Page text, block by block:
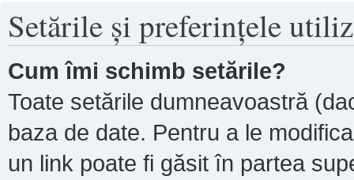
Setările şi preferinţele
Cum îmi schimb setările?
Toate setările dumneavoastră
baza de date. Pentru a le
un link poate fi găsit în partea